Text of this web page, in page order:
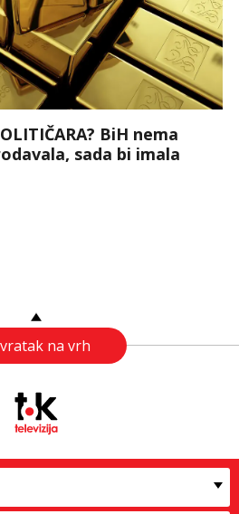
BiH nema
sada bi imala
na vrh